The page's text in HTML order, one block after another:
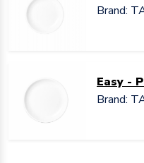
Brand:
Easy -
Brand: